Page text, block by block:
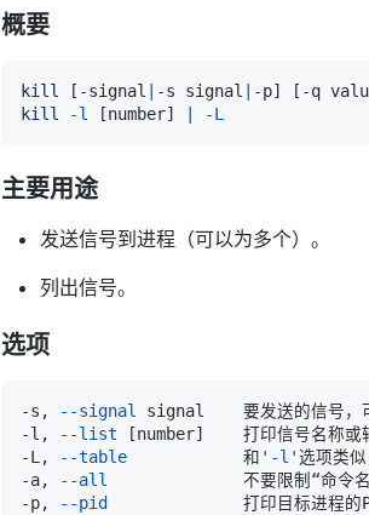
概要
kill [ -signal -s signal -p] [ -q
kill
-l [number] -L
主要用途
发送信号到进程（可以为多个）。
列出信号。
选项
-s, --signal
-l,
--list [number]
-L,
--table
            和
'-l'
-a,
--all
不要限制“命令
-p,
--pid